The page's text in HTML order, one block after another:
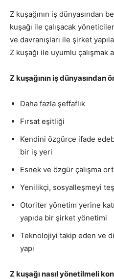
Z kuşağının iş dünyasından
kuşağı ile çalışacak
ve davranışları ile şirket
Z kuşağı ile uyumlu çalışmak
Z kuşağının iş dünyasından
Daha fazla şeffaflık
Fırsat eşitliği
Kendini özgürce ifade
bir iş yeri
Esnek ve özgür çalışma
Yenilikçi, sosyalleşmeyi
Otoriter yönetim yerine
yapıda bir şirket yönetimi
Teknolojiyi takip eden ve
yapı
Z kuşağı nasıl yönetilmeli